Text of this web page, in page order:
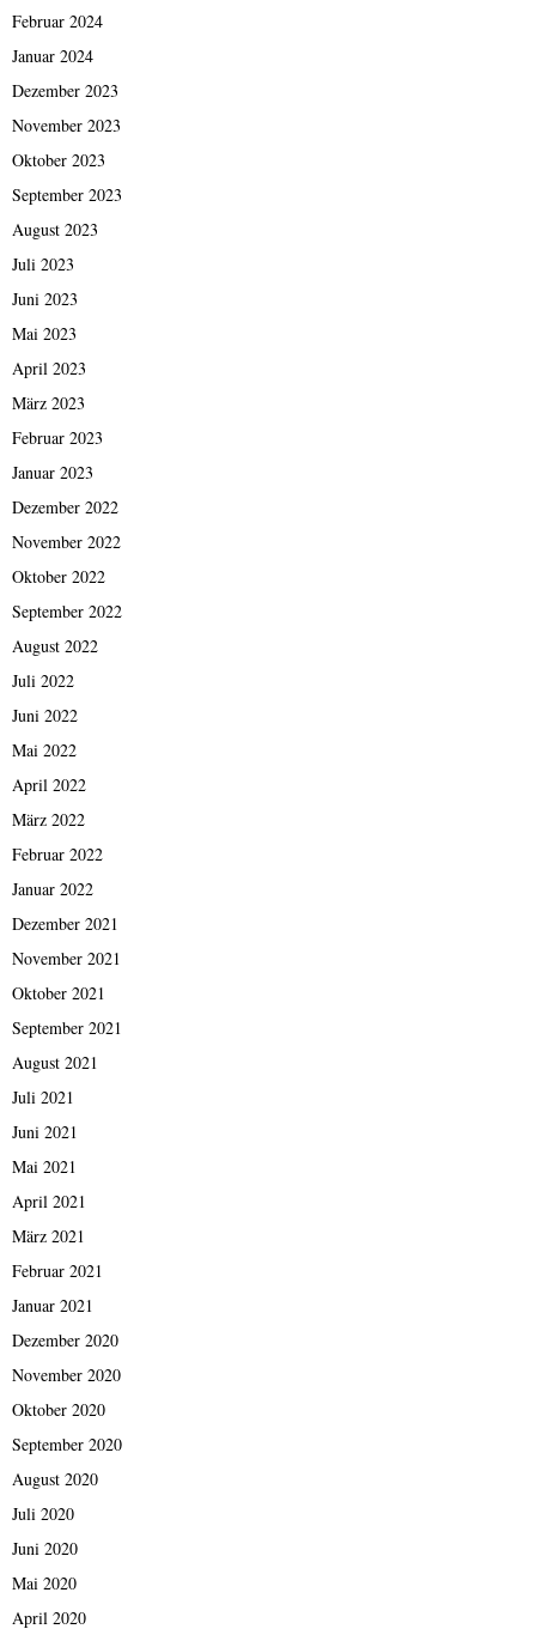
Februar 2024
Januar 2024
Dezember 2023
November 2023
Oktober 2023
September 2023
August 2023
Juli 2023
Juni 2023
Mai 2023
April 2023
März 2023
Februar 2023
Januar 2023
Dezember 2022
November 2022
Oktober 2022
September 2022
August 2022
Juli 2022
Juni 2022
Mai 2022
April 2022
März 2022
Februar 2022
Januar 2022
Dezember 2021
November 2021
Oktober 2021
September 2021
August 2021
Juli 2021
Juni 2021
Mai 2021
April 2021
März 2021
Februar 2021
Januar 2021
Dezember 2020
November 2020
Oktober 2020
September 2020
August 2020
Juli 2020
Juni 2020
Mai 2020
April 2020